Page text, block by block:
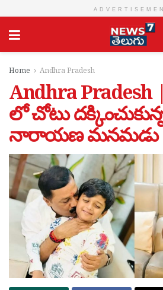
Home Andhra Pradesh
Andhra Pradesh
లో చోటు
నారాయణ మనమడు